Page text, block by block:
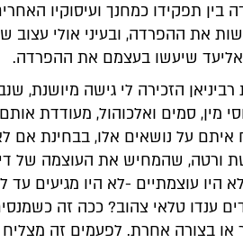
בין תפקידו כמחנך ועיסוקיו
את ההפרדה, ובעיני אולי עצוב
אליעד שיעשו בעצמם את ההפרדה.
הזכירה לי גישה מיושנת,
מין, סמים ואלכוהול, מעודדת אותם
איתם על נושאים אלו, בבחינת אם
ורטה, שהמחיש את העוצמה של
היו עוצמתיים -לא היו מגיעים עד
ענדו טלאי צהוב? ככה זה
בצורה אחרת. לפעמים זה